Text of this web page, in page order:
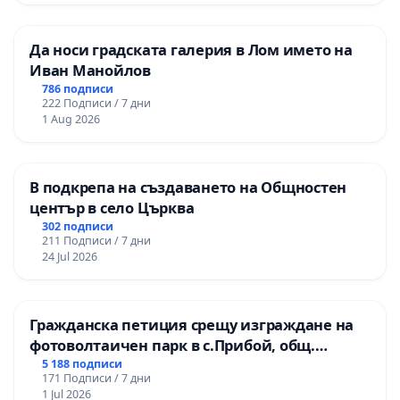
насилие и жестокост към тези животни.
ВИНОВНИ НЯМА!
- Възпрепятстване от общините на
* Абдикирали от задълженията си
контролни органи като БАБХ, които с
безхаберието и бездействието се превърнаха в
- Няма санкционирани кметове заради
неприети програми за овладяване на
популацията или заради не представени в БАБХ
Да носи градската галерия в Лом името на
Иван Манойлов
786 подписи
222 Подписи / 7 дни
1 Aug 2026
В подкрепа на създаването на Общностен
център в село Църква
302 подписи
211 Подписи / 7 дни
24 Jul 2026
Гражданска петиция срещу изграждане на
фотоволтаичен парк в с.Прибой, общ.
Радомир
5 188 подписи
171 Подписи / 7 дни
1 Jul 2026